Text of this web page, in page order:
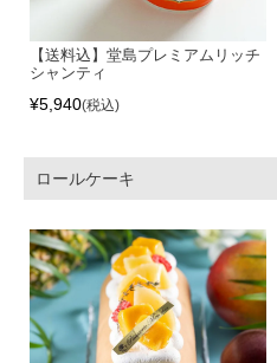
【送料込】堂島プレミアムリッチ
シャンティ
¥5,940 税込
ロールケーキ